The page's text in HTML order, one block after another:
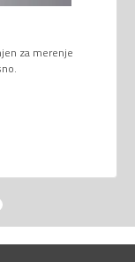
za merenje